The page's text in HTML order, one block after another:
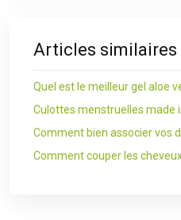
Articles similaires
Quel est le meilleur gel aloe
Culottes menstruelles made
Comment bien associer vos
Comment couper les